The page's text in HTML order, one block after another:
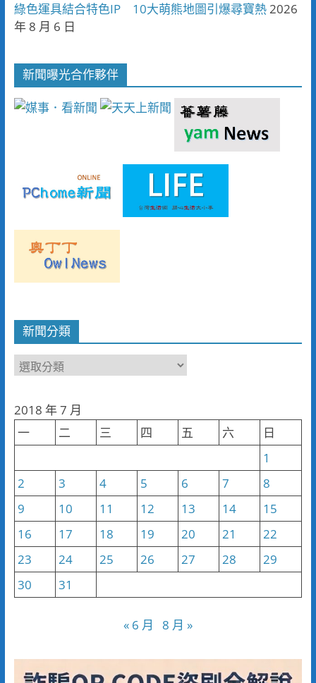
綠色運具結合特色IP 10大萌熊地圖引爆尋寶熱2026
年 8 月 6 日
新聞曝光合作夥伴
新聞分類
新
類
2018 年 7 月
一
二 三 四 五 六
日
1
2
3 4 5 6 7
8
9
10 11 12 13 14
15
16
17 18 19 20 21
22
23
24 25 26 27 28
29
30
31
« 6 月 8 月 »